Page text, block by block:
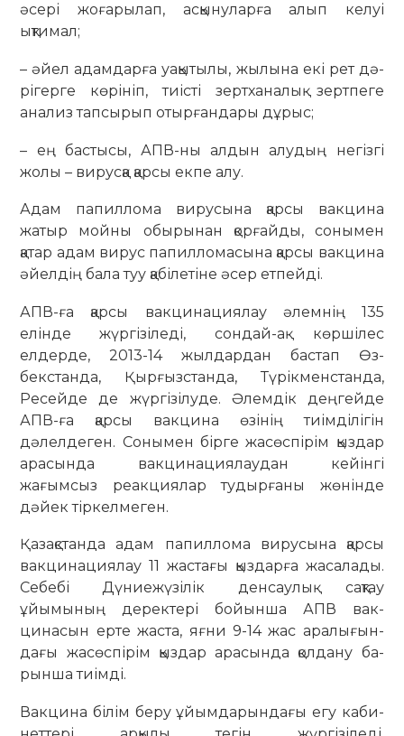
әсері жоғарылап, а­с­қынуларға алып келуі
ықтимал;
– әйел адамдарға уақ­ыты­­лы, жылына екі рет дә­
рі­герге көрініп, тиісті зерт­ха­на­лық зертпеге
анализ тапсырып отырғандары дұрыс;
– ең бастысы, АПВ-ны ал­­дын алудың негізгі
жолы – вирусқа қарсы екпе алу.
Адам папиллома ви­ру­сы­на қарсы вакцина
жатыр мойны обырынан қор­ғай­ды, сонымен
қатар адам ви­рус папилломасына қар­сы вакцина
әйелдің бала туу қабілетіне әсер ет­пей­ді.
АПВ-ға қарсы вак­ци­на­циялау әлемнің 135
елінде жүргізіледі, сондай-ақ көр­шілес
елдерде, 2013-14 жылдардан бастап Өз­
бекстанда, Қырғызстанда, Түрікменстанда,
Ресейде де жүргізілуде. Әлемдік дең­гейде
АПВ-ға қарсы вакцина өзінің тиімділігін
дәлелдеген. Сонымен бір­ге жасөспірім қыздар
ара­сын­да вакцинациялаудан кейінгі
жағымсыз реак­ция­лар тудырғаны жөнінде
дәйек тіркелмеген.
Қазақстанда адам па­пи­ллома вирусына қарсы
вакцинациялау 11 жастағы қыздарға жасалады.
Се­бебі Дүниежүзілік ден­сау­лық сақтау
ұйымының де­рек­тері бойынша АПВ вак­
цинасын ерте жаста, яғни 9-14 жас ара­лы­ғын­
дағы жасөспірім қыздар арасында қолдану ба­
рын­ша тиімді.
Вакцина білім беру ұйым­­дарындағы егу ка­би­